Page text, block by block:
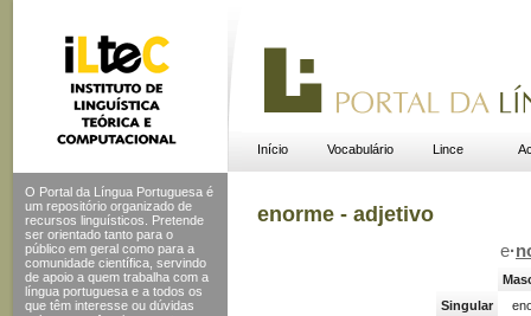
Início Vocabulário Lince
O Portal da Língua Portuguesa é
um repositório organizado de
recursos linguísticos. Pretende
ser orientado tanto para o
público em geral como para a
comunidade científica, servindo
de apoio a quem trabalha com a
língua portuguesa e a todos os
que têm interesse ou dúvidas
enorme - adjetivo
e·
Singular